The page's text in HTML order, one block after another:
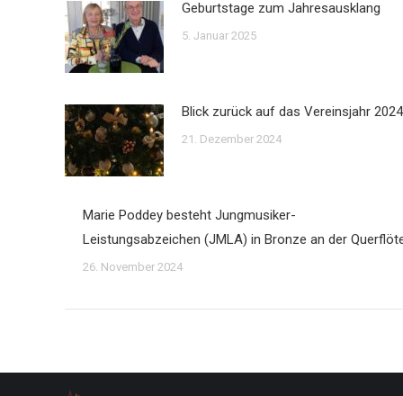
Geburtstage zum Jahresausklang
5. Januar 2025
Blick zurück auf das Vereinsjahr 2024
21. Dezember 2024
Marie Poddey besteht Jungmusiker-
Leistungsabzeichen (JMLA) in Bronze an der
26. November 2024